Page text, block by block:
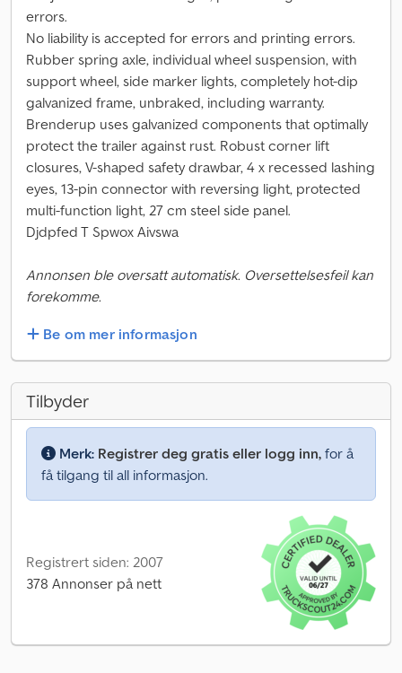
errors.
No liability is accepted for errors and printing errors.
Rubber spring axle, individual wheel suspension, with
support wheel, side marker lights, completely hot-dip
galvanized frame, unbraked, including warranty.
Brenderup uses galvanized components that optimally
protect the trailer against rust. Robust corner lift
closures, V-shaped safety drawbar, 4 x recessed lashing
eyes, 13-pin connector with reversing light, protected
multi-function light, 27 cm steel side panel.
Djdpfed T Spwox Aivswa
Annonsen ble oversatt automatisk. Oversettelsesfeil kan
forekomme.
Be om mer informasjon
Tilbyder
Merk: Registrer deg gratis eller logg inn, for å
få tilgang til all informasjon.
Registrert siden: 2007
378 Annonser på nett